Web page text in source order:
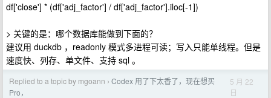
df['close'] * (df['adj_factor'] / df['adj_factor'].iloc[-1])
> 关键的是：哪个数据库能做到下面的？
建议用 duckdb ，readonly 模式多进程可读；写入只能单线程。但是
速度快、列存、单文件、支持 sql 。
Replied to a topic by mgoann › Codex 用了下太香了，现在想买
Pro，
5 月 22
日